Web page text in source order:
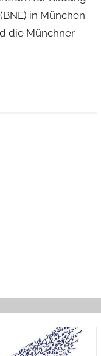
in München
die Münchner